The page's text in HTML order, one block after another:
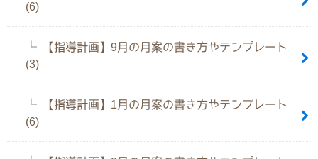
(6)
【指導計画】9月の月案の書き方やテンプレート
(3)
【指導計画】1月の月案の書き方やテンプレート
(6)